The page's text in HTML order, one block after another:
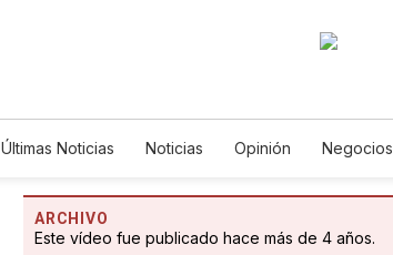
Últimas Noticias Noticias Opinión Negocios
ARCHIVO
Este vídeo fue publicado hace más de 4 años.